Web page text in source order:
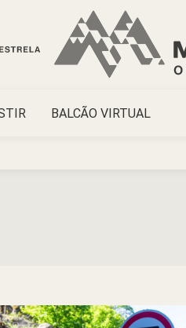
BALCÃO VIRTUAL